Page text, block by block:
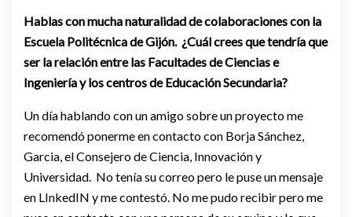
Hablas con mucha naturalidad de colaboraciones con la
Escuela Politécnica de Gijón. ¿Cuál crees que tendría que
ser la relación entre las Facultades de Ciencias e
Ingeniería y los centros de Educación Secundaria?
Un día hablando con un amigo sobre un proyecto me
recomendó ponerme en contacto con Borja Sánchez,
Garcia, el Consejero de Ciencia, Innovación y
Universidad. No tenía su correo pero le puse un mensaje
en LInkedIN y me contestó. No me pudo recibir pero me